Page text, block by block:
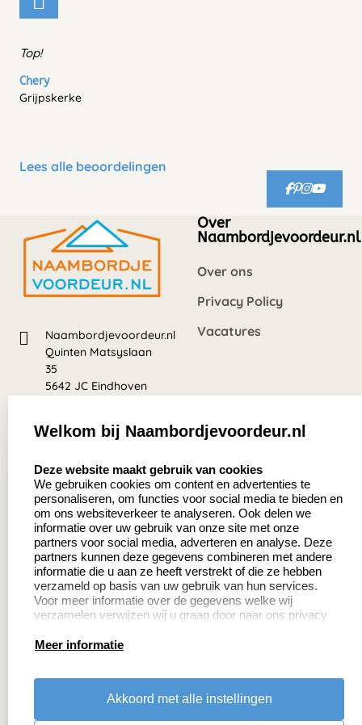
Top!
Chery
Grijpskerke
Lees alle beoordelingen
Naambordjevoordeur.nl
Quinten Matsyslaan
35
5642 JC Eindhoven
639 beoordelingen
Over
Naambordjevoordeur.nl
Over ons
Privacy Policy
Vacatures
Zakelijk:
Aanvraag op maat
Cadeaubonnen
Klantenservice:
Contact
Veelgestelde vragen
Retourneren
handleidingen
Welkom bij Naambordjevoordeur.nl
Deze website maakt gebruik van cookies
We gebruiken cookies om content en advertenties te
personaliseren, om functies voor social media te bieden en
om ons websiteverkeer te analyseren. Ook delen we
informatie over uw gebruik van onze site met onze
partners voor social media, adverteren en analyse. Deze
partners kunnen deze gegevens combineren met andere
informatie die u aan ze heeft verstrekt of die ze hebben
verzameld op basis van uw gebruik van hun services.
Voor meer informatie over de gegevens welke wij
verzamelen verwijzen wij u graag door naar ons privacy
Meer informatie
Akkoord met alle instellingen